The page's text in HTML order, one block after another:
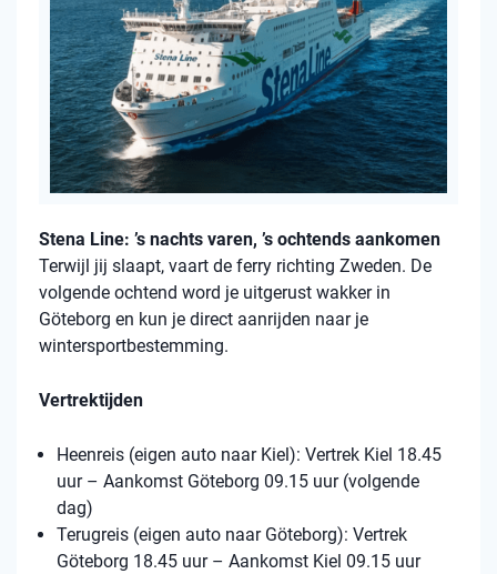
Stena Line: ’s nachts varen, ’s ochtends aankomen
Terwijl jij slaapt, vaart de ferry richting Zweden. De
volgende ochtend word je uitgerust wakker in
Göteborg en kun je direct aanrijden naar je
wintersportbestemming.
Vertrektijden
Heenreis (eigen auto naar Kiel): Vertrek Kiel 18.45
uur – Aankomst Göteborg 09.15 uur (volgende
dag)
Terugreis (eigen auto naar Göteborg): Vertrek
Göteborg 18.45 uur – Aankomst Kiel 09.15 uur